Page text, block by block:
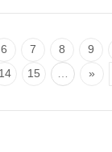
6 7 8 9
14 15 »